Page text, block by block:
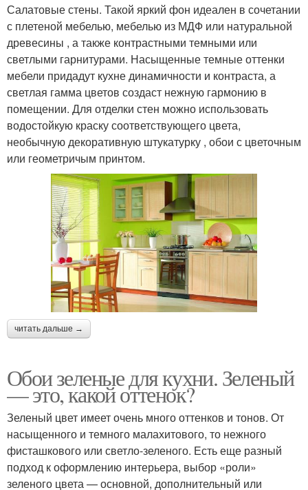
Салатовые стены. Такой яркий фон идеален в сочетании
с плетеной мебелью, мебелью из МДФ или натуральной
древесины , а также контрастными темными или
светлыми гарнитурами. Насыщенные темные оттенки
мебели придадут кухне динамичности и контраста, а
светлая гамма цветов создаст нежную гармонию в
помещении. Для отделки стен можно использовать
водостойкую краску соответствующего цвета,
необычную декоративную штукатурку , обои с цветочным
или геометричым принтом.
читать дальше →
Обои зеленые для кухни. Зеленый
— это, какой оттенок?
Зеленый цвет имеет очень много оттенков и тонов. От
насыщенного и темного малахитового, то нежного
фисташкового или светло-зеленого. Есть еще разный
подход к оформлению интерьера, выбор «роли»
зеленого цвета — основной, дополнительный или